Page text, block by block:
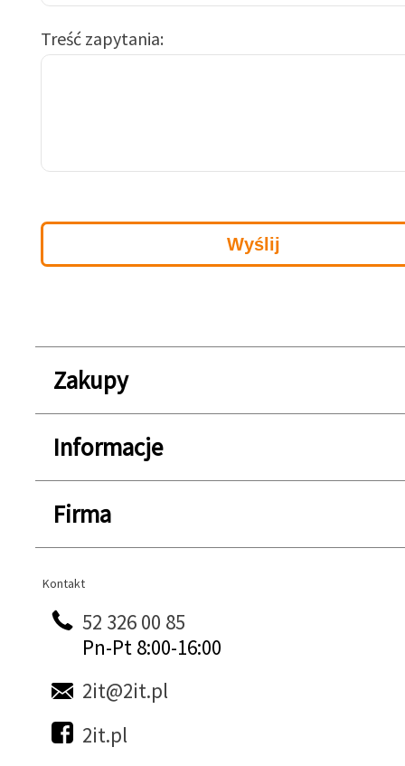
Treść zapytania
Zakupy
Informacje
Firma
Kontakt
Kontakt
52 326 00 85
Pn-Pt 8:00-16:00
2it@2it.pl
2it.pl